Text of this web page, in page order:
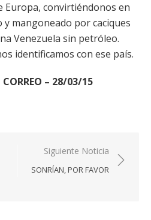
Europa, convirtiéndonos en
mangoneado por caciques
Venezuela sin petróleo.
identificamos con ese país.
CORREO – 28/03/15
Siguiente Noticia
SONRÍAN, POR FAVOR